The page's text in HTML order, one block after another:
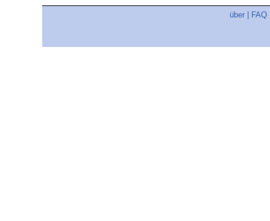
über FAQ